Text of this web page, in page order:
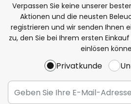
Verpassen Sie keine unserer
Aktionen und die neusten
registrieren und wir senden Ihnen
zu, den Sie bei Ihrem ersten
einlösen
Privatkunde